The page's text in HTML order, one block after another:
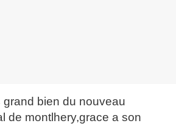
grand bien du nouveau
de montlhery,grace a son